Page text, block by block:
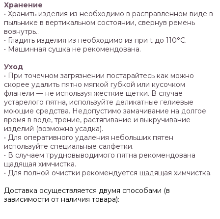
Хранение
• Хранить изделия из необходимо в расправленном виде в
пыльнике в вертикальном состоянии, свернув ремень
вовнутрь..
• ‌Гладить изделия из необходимо из при t до 110°С.
• ‌Машинная сушка не рекомендована.
Уход
• При точечном загрязнении постарайтесь как можно
скорее удалить пятно мягкой губкой или кусочком
фланели — не используя жесткие щетки. В случае
устарелого пятна, используйте деликатные гелиевые
моющие средства. Недопустимо замачивание на долгое
время в воде, трение, растягивание и выкручивание
изделий (возможна усадка).
• Для оперативного удаления небольших пятен
используйте специальные салфетки.
• В случаем трудновыводимого пятна рекомендована
щадящая химчистка.
• Для полной очистки рекомендуется щадящая химчистка.
Доставка осуществляется двумя способами (в
зависимости от наличия товара):